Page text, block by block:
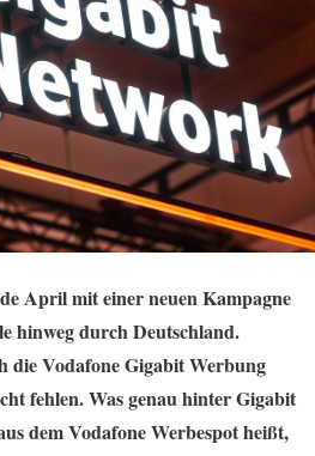
April mit einer neuen Kampagne
hinweg durch Deutschland.
die Vodafone Gigabit Werbung
fehlen. Was genau hinter Gigabit
dem Vodafone Werbespot heißt,